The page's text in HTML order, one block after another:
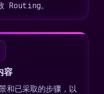
Routing。
容
和已采取的步骤，以